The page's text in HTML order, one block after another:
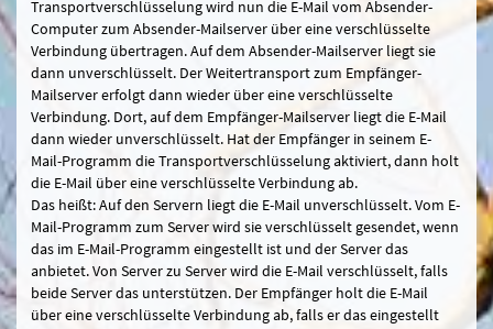
Transportverschlüsselung wird nun die E-Mail vom Absender-
Computer zum Absender-Mailserver über eine verschlüsselte
Verbindung übertragen. Auf dem Absender-Mailserver liegt sie
dann unverschlüsselt. Der Weitertransport zum Empfänger-
Mailserver erfolgt dann wieder über eine verschlüsselte
Verbindung. Dort, auf dem Empfänger-Mailserver liegt die E-Mail
dann wieder unverschlüsselt. Hat der Empfänger in seinem E-
Mail-Programm die Transportverschlüsselung aktiviert, dann holt
die E-Mail über eine verschlüsselte Verbindung ab.
Das heißt: Auf den Servern liegt die E-Mail unverschlüsselt. Vom E-
Mail-Programm zum Server wird sie verschlüsselt gesendet, wenn
das im E-Mail-Programm eingestellt ist und der Server das
anbietet. Von Server zu Server wird die E-Mail verschlüsselt, falls
beide Server das unterstützen. Der Empfänger holt die E-Mail
über eine verschlüsselte Verbindung ab, falls er das eingestellt